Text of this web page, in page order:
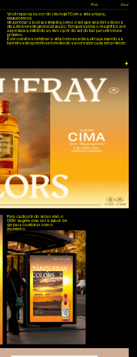
Você reparou na cor do céu hoje? Com a vida urbana,
esquecemos
dias. Através de geolocalização, Tanqueray leva o magnífico até
as pessoas, exibindo ao vivo o pôr do sol do bar parceiro mais
próximo.
É um convite a celebrar a vida todos os dias, ultrapassando as
barreiras dos prédios e brindando as cores de cada entardecer.
Para cada pôr do sol ao vivo, o
OOH  sugere uma cor e sabor de
gin para combinar com o
momento.
Work About